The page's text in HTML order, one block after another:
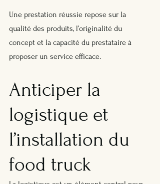
Une prestation réussie repose sur la
qualité des produits, l’originalité du
concept et la capacité du prestataire à
proposer un service efficace.
Anticiper la
logistique et
l’installation du
food truck